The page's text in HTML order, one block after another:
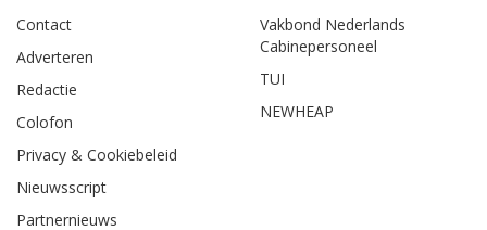
Contact
Adverteren
Redactie
Colofon
Privacy & Cookiebeleid
Nieuwsscript
Partnernieuws
Vakbond Nederlands
Cabinepersoneel
TUI
NEWHEAP